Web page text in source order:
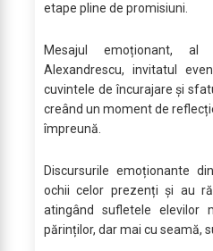
etape pline de promisiuni.
Mesajul emoționant, al
Alexandrescu, invitatul
cuvintele de încurajare și
creând un moment de
împreună.
Discursurile emoționante
ochii celor prezenți și au
atingând sufletele elevilor
părinților, dar mai cu seamă,